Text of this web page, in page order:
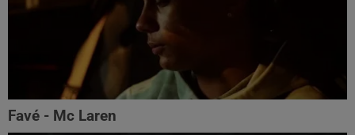
Favé - Mc Laren